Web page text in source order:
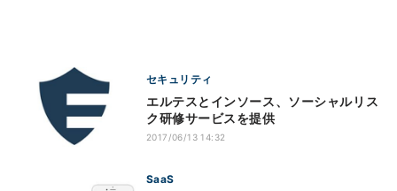
セキュリティ
エルテスとインソース、ソーシャルリス
ク研修サービスを提供
2017/06/13 14:32
SaaS